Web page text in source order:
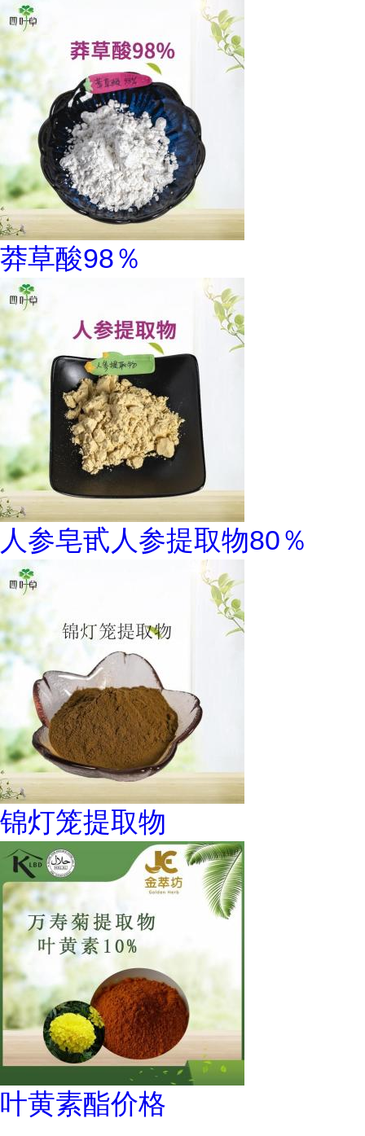
莽草酸98％
人参皂甙人参提取物80％
锦灯笼提取物
叶黄素酯价格